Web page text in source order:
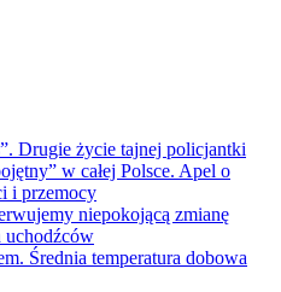
Drugie życie tajnej policjantki
w całej Polsce. Apel o
i przemocy
niepokojącą zmianę
uchodźców
Średnia temperatura dobowa